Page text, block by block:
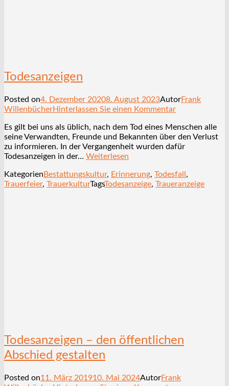
Todesanzeigen
Posted on4. Dezember 20208. August 2023AutorFrank
WillenbücherHinterlassen Sie einen Kommentar
Es gilt bei uns als üblich, nach dem Tod eines Menschen alle
seine Verwandten, Freunde und Bekannten über den Verlust
zu informieren. In der Vergangenheit wurden dafür
Todesanzeigen in der… Weiterlesen
Kategorien Bestattungskultur, Erinnerung, Todesfall ,
Trauerfeier, TrauerkulturTagsTodesanzeige, Traueranzeige
Todesanzeigen – den öffentlichen
Abschied gestalten
Posted on11. März 201910. Mai 2024AutorFrank